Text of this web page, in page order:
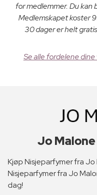
for medlemmer. Du kan
Medlemskapet koster
30 dager er helt
Se alle fordelene
Jo
Kjøp Nisjeparfymer fra
Nisjeparfymer fra Jo
dag!